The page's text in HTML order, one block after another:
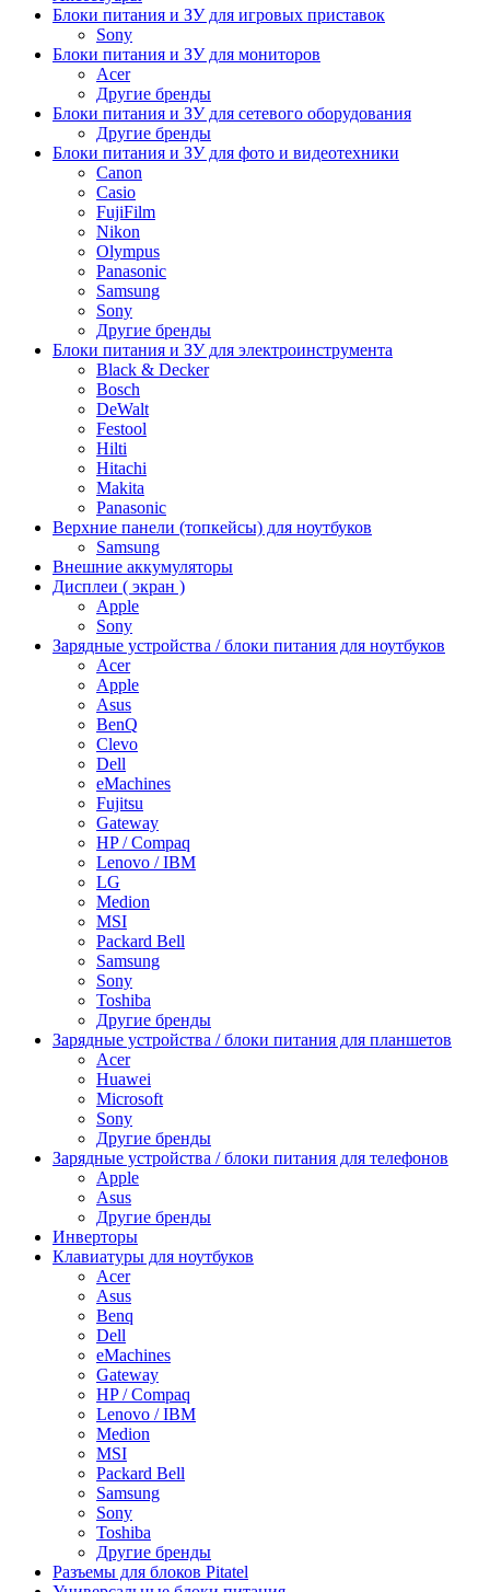
Блоки питания и ЗУ для игровых приставок
Sony
Блоки питания и ЗУ для мониторов
Acer
Другие бренды
Блоки питания и ЗУ для сетевого оборудования
Другие бренды
Блоки питания и ЗУ для фото и видеотехники
Canon
Casio
FujiFilm
Nikon
Olympus
Panasonic
Samsung
Sony
Другие бренды
Блоки питания и ЗУ для электроинструмента
Black & Decker
Bosch
DeWalt
Festool
Hilti
Hitachi
Makita
Panasonic
Верхние панели (топкейсы) для ноутбуков
Samsung
Внешние аккумуляторы
Дисплеи ( экран )
Apple
Sony
Зарядные устройства / блоки питания для ноутбуков
Acer
Apple
Asus
BenQ
Clevo
Dell
eMachines
Fujitsu
Gateway
HP / Compaq
Lenovo / IBM
LG
Medion
MSI
Packard Bell
Samsung
Sony
Toshiba
Другие бренды
Зарядные устройства / блоки питания для планшетов
Acer
Huawei
Microsoft
Sony
Другие бренды
Зарядные устройства / блоки питания для телефонов
Apple
Asus
Другие бренды
Инверторы
Клавиатуры для ноутбуков
Acer
Asus
Benq
Dell
eMachines
Gateway
HP / Compaq
Lenovo / IBM
Medion
MSI
Packard Bell
Samsung
Sony
Toshiba
Другие бренды
Разъемы для блоков Pitatel